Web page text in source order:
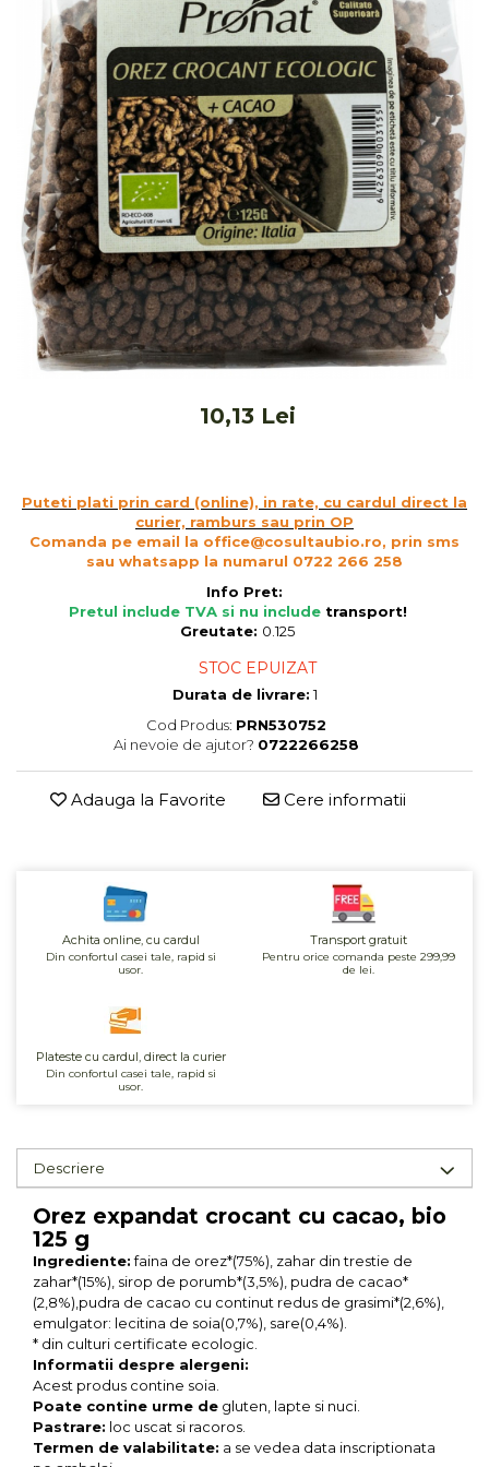
Ceai vrac
Ceaiuri diverse si accesorii
Bauturi
Apa
Sucuri
Vinuri, bere si alte bauturi
Siropuri naturale
Energizante
Carbogazoase
Siropuri Bio
Cacao si inlocuitori
Seminte bio pentru germinat
Seminte din plante oleaginoase
Cereale, fulgi din cereale, mic
Orez, Faina si Premixuri
tartinabile
Fermenti si gelifianti
Produse din soia
Sare si inlocuitori
Produse care inlocuiesc carnea
Unt, alternativa unt
Paste
Ciocolata
Dulceturi, gemuri, compoturi
Creme
Bomboane, Caramele si Jeleuri
Biscuiti si napolitane
Inghetata
Zahar si indulcitori
Batoane
Dulciuri bio
Guma de mestecat bio
Snacksuri
10,13 Lei
Puteti plati prin card (online), in rate, cu cardul direct la
curier, ramburs sau prin OP
Comanda pe email la office@cosultaubio.ro, prin sms
sau whatsapp la numarul 0722 266 258
Info Pret:
Pretul include TVA si nu include transport!
Greutate: 0.125
STOC EPUIZAT
Durata de livrare:1
Cod Produs: PRN530752
Ai nevoie de ajutor? 0722266258
Adauga la Favorite Cere informatii
Achita online, cu cardul
Din confortul casei tale, rapid si
usor.
Transport gratuit
Pentru orice comanda peste 299,99
de lei.
Plateste cu cardul, direct la curier
Din confortul casei tale, rapid si
usor.
Descriere
Orez expandat crocant cu cacao, bio
125 g
Ingrediente:faina de orez*(75%), zahar din trestie de
zahar*(15%), sirop de porumb*(3,5%), pudra de cacao*
(2,8%),pudra de cacao cu continut redus de grasimi*(2,6%),
emulgator: lecitina de soia(0,7%), sare(0,4%).
* din culturi certificate ecologic.
Informatii despre alergeni:
Acest produs contine soia.
Poate contine urme de gluten, lapte si nuci.
Pastrare: loc uscat si racoros.
Termen de valabilitate: a se vedea data inscriptionata